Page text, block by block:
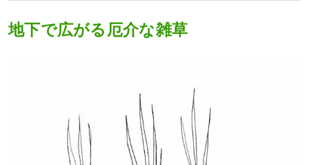
地下で広がる厄介な雑草